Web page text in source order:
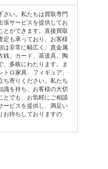
さい。私たちは買取専門
張サービスを提供してお
とができます。直接買取
定も承っており、お客様
は非常に幅広く、貴金属
銭、カード、茶道具、陶
多岐にわたります。ま
ロ家具、フィギュア、
ち寄りください。私たち
識を持ち、お客様の大切
とでも、お気軽にご相談
ービスを提供し、満足い
お待ちしておりますの